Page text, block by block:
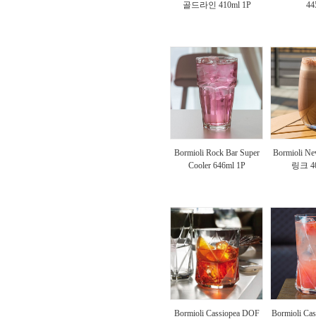
골드라인 410ml 1P
Bormioli Rock Bar Super
Cooler 646ml 1P
Bormioli
링크
Bormioli Cassiopea DOF
Bormioli